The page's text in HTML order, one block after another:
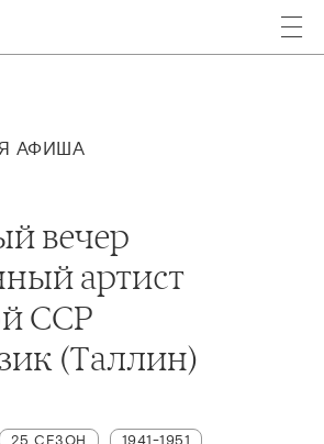
АФИША
вечер
артист
ССР
(Таллин)
25 СЕЗОН 1941-1951